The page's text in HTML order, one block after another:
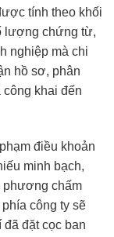
tính theo khối
lượng chứng từ,
nghiệp mà chi
hồ sơ, phân
công khai đến
điều khoản
minh bạch,
phương chấm
công ty sẽ
đặt cọc ban